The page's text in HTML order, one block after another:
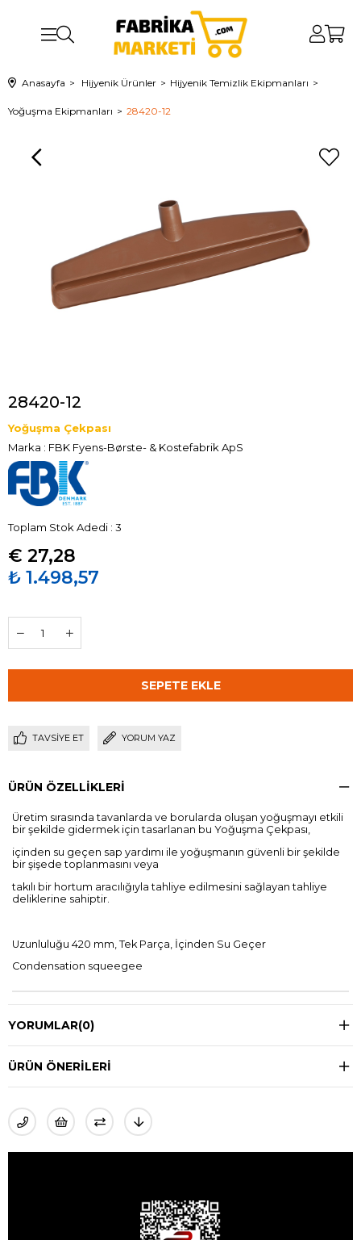
Anasayfa Hijyenik Ürünler Hijyenik Temizlik Ekipmanları
Yoğuşma Ekipmanları 28420-12
28420-12
Yoğuşma Çekpası
Marka : FBK Fyens-Børste- & Kostefabrik ApS
Toplam Stok Adedi : 3
€ 27,28
₺ 1.498,57
TAVSIYE ET YORUM YAZ
ÜRÜN ÖZELLIKLERI
Üretim sırasında tavanlarda ve borularda oluşan yoğuşmayı etkili
bir şekilde gidermek için tasarlanan bu Yoğuşma Çekpası,
içinden su geçen sap yardımı ile yoğuşmanın güvenli bir şekilde
bir şişede toplanmasını veya
takılı bir hortum aracılığıyla tahliye edilmesini sağlayan tahliye
deliklerine sahiptir.
Uzunluluğu 420 mm, Tek Parça, İçinden Su Geçer
Condensation squeegee
YORUMLAR(0)
ÜRÜN ÖNERILERI